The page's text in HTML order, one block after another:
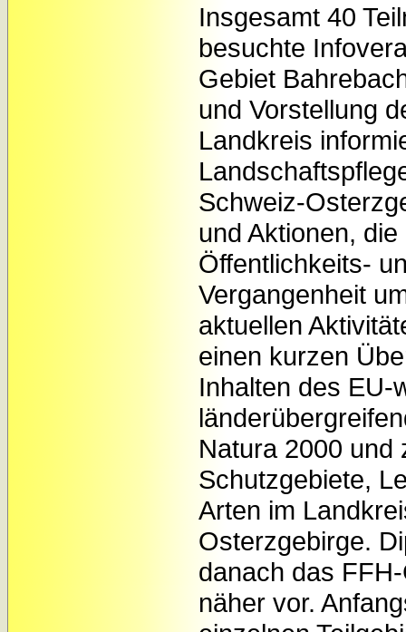
Insgesamt 40
besuchte
Gebiet
und Vorstellung
Landkreis
Schweiz-
und Aktionen,
Öffentlichkeits-
Vergangenheit
aktuellen
einen kurzen
Inhalten des EU-
Natura 2000 und
Schutzgebiete,
Arten im
Osterzgebirge.
danach das
näher vor.